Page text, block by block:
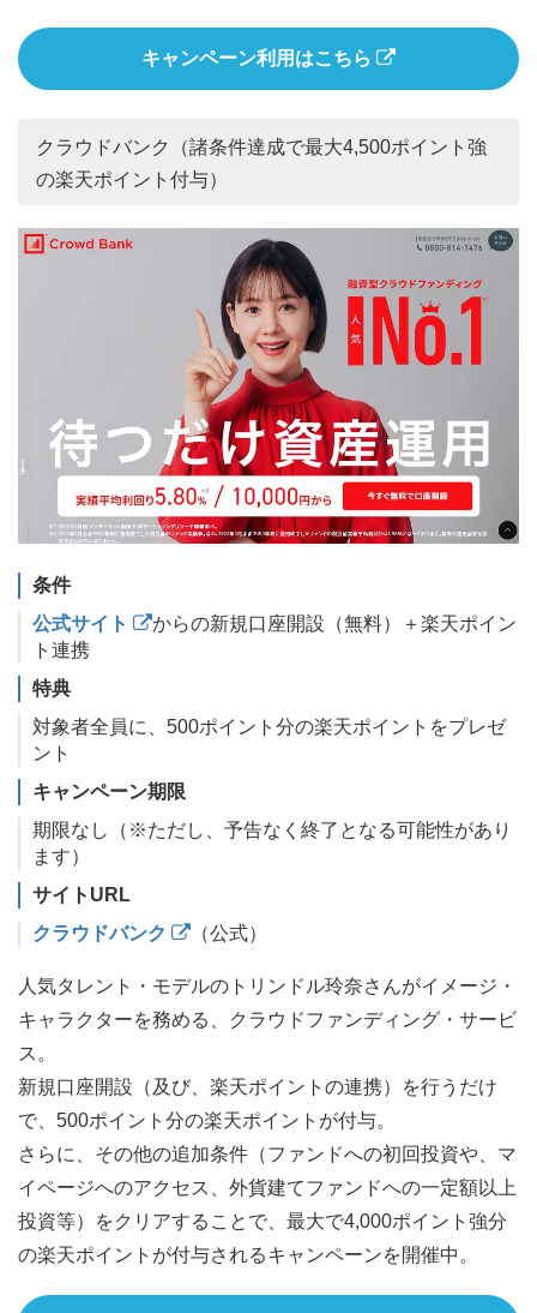
キャンペーン利用はこちら
クラウドバンク（諸条件達成で最大4,500ポイント強
の楽天ポイント付与）
条件
公式サイト
からの新規口座開設（無料）＋楽天ポイン
ト連携
特典
対象者全員に、500ポイント分の楽天ポイントをプレゼ
ント
キャンペーン期限
期限なし（※ただし、予告なく終了となる可能性があり
ます）
サイトURL
クラウドバンク
（公式）
人気タレント・モデルのトリンドル玲奈さんがイメージ・
キャラクターを務める、クラウドファンディング・サービ
ス。
新規口座開設（及び、楽天ポイントの連携）を行うだけ
で、500ポイント分の楽天ポイントが付与。
さらに、その他の追加条件（ファンドへの初回投資や、マ
イページへのアクセス、外貨建てファンドへの一定額以上
投資等）をクリアすることで、最大で4,000ポイント強分
の楽天ポイントが付与されるキャンペーンを開催中。